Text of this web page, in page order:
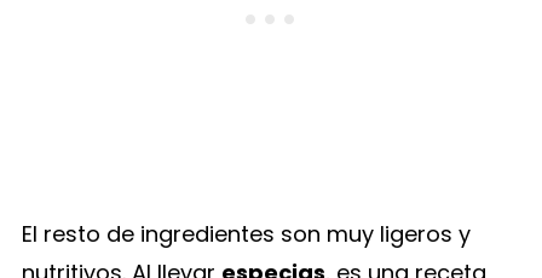
El resto de ingredientes son muy ligeros y